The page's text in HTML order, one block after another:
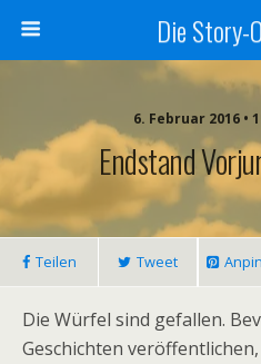
Die Story-
6. Februar 2016 •
Endstand
Teilen Tweet
Die Würfel sind gefallen.
Geschichten